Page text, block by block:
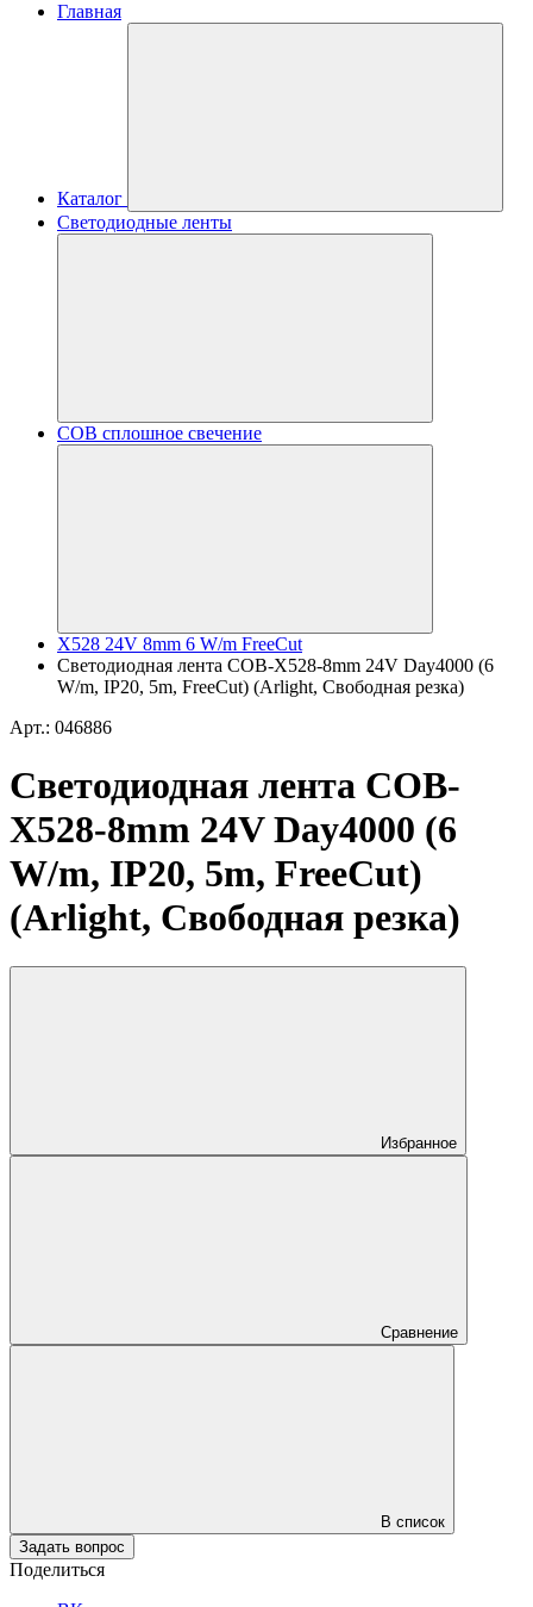
Главная
Каталог
Светодиодные ленты
COB сплошное свечение
X528 24V 8mm 6 W/m FreeCut
Светодиодная лента COB-X528-8mm 24V Day4000 (6
W/m, IP20, 5m, FreeCut) (Arlight, Свободная резка)
Арт.: 046886
Светодиодная лента COB-
X528-8mm 24V Day4000 (6
W/m, IP20, 5m, FreeCut)
(Arlight, Свободная резка)
Избранное
Сравнение
В список
Задать вопрос
Поделиться